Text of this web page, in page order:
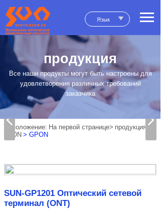
Язык
продукция
Все наши продукты могут быть настроены для
удовлетворения различных требований
заказчика
положение: На первой странице> продукция >
xPON > GPON
SUN-GP1201 Оптический сетевой
терминал (ONT)